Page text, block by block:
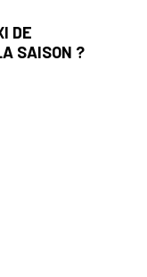
DE
SAISON ?